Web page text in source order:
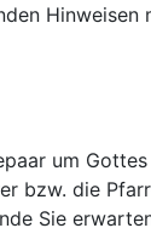
um
bzw. die
Sie